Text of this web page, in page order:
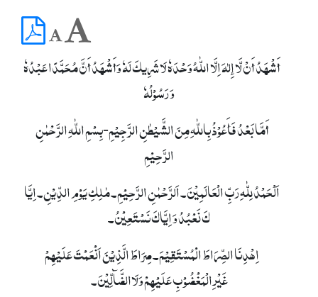
أَشْھَدُ أَنْ لَّا إِلٰہَ اِلَّا اللّٰہُ وَحْدَہٗ لَا شَرِیکَ لَہٗ وَأَشْھَدُ أَنَّ مُحَمَّدًا عَبْدُہٗ
وَ رَسُوْلُہٗ
أَمَّا بَعْدُ فَأَعُوْذُ بِاللّٰہِ مِنَ الشَّیْطٰنِ الرَّجِیْمِ-بِسْمِ اللّٰہِ الرَّحْمٰنِ
الرَّحِیْمِ
اَلْحَمْدُ لِلّٰہِ رَبِّ الْعَالَمِیْنَ۔ اَلرَّحْمٰنِ الرَّحِیْمِ۔ مٰلِکِ یَوْمِ الدِّیْنِ۔ اِیَّا
کَ نَعْبُدُ وَ اِیَّاکَ نَسْتَعِیْنُ۔
اِھْدِنَا الصِّرَاطَ الْمُسْتَقِیْمَ۔ صِرَاطَ الَّذِیْنَ اَنْعَمْتَ عَلَیْھِمْ
غَیْرِالْمَغْضُوْبِ عَلَیْھِمْ وَلَاالضَّآلِّیْنَ۔